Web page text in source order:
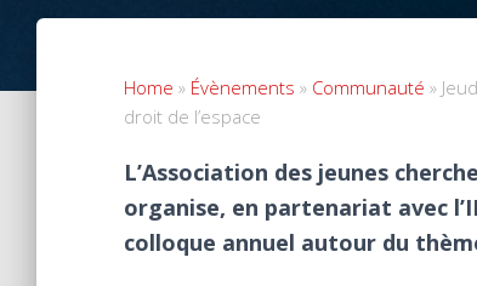
Home » Évènements » Communauté »
droit de l’espace
L’Association des jeunes
organise, en partenariat avec
colloque annuel autour du